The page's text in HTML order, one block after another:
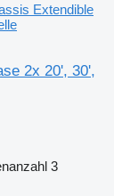
Extendible
2x 20', 30',
3